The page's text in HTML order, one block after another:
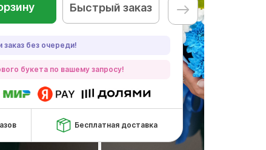
Быстрый заказ
заказ без очереди!
букета по вашему запросу!
Бесплатная доставка